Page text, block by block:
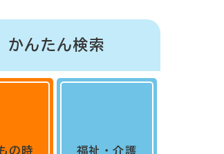
かんたん検索
の時 福祉・介護